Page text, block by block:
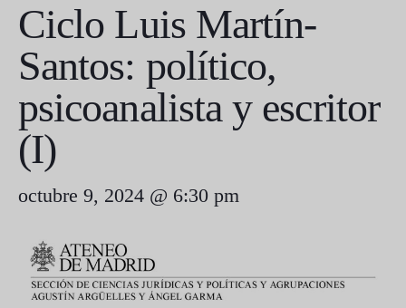
Ciclo Luis Martín-
Santos: político,
psicoanalista y escritor
(I)
octubre 9, 2024 @ 6:30 pm